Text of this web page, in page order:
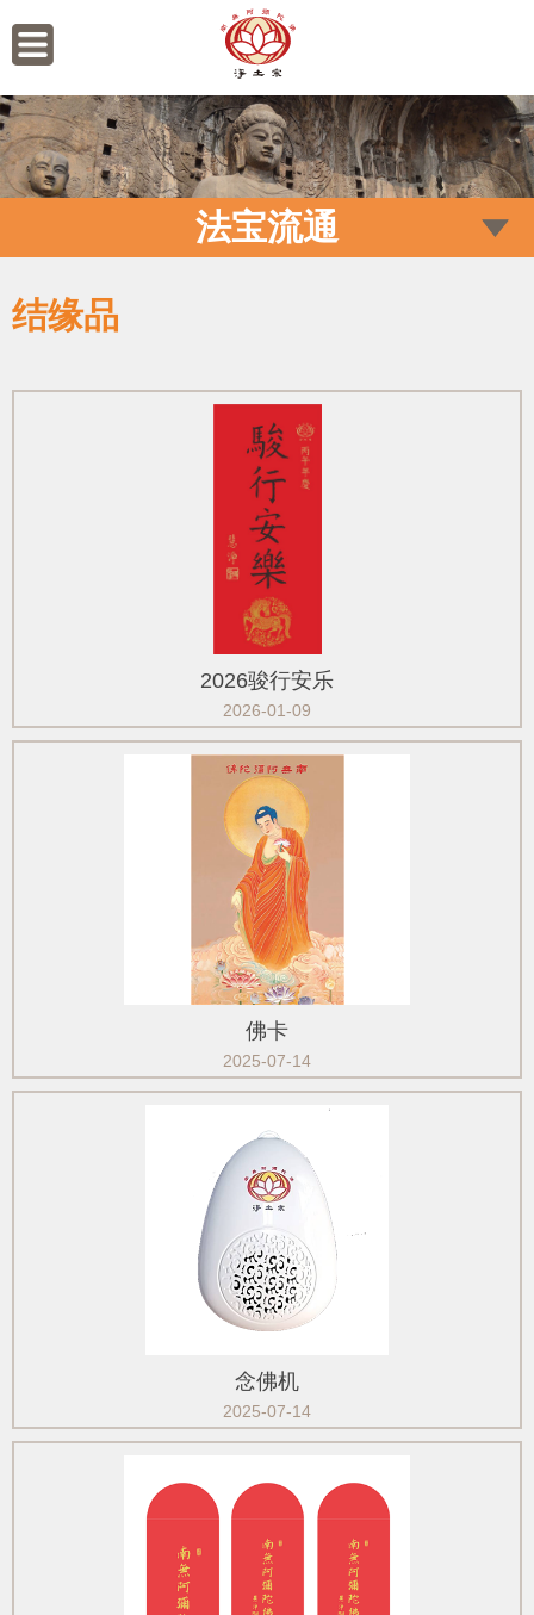
法宝流通
结缘品
2026骏行安乐
2026-01-09
佛卡
2025-07-14
念佛机
2025-07-14